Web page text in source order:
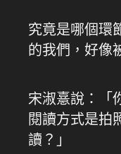
究竟是哪個環
的我們，好像
宋淑憙說：「
閱讀方式是拍
讀？」